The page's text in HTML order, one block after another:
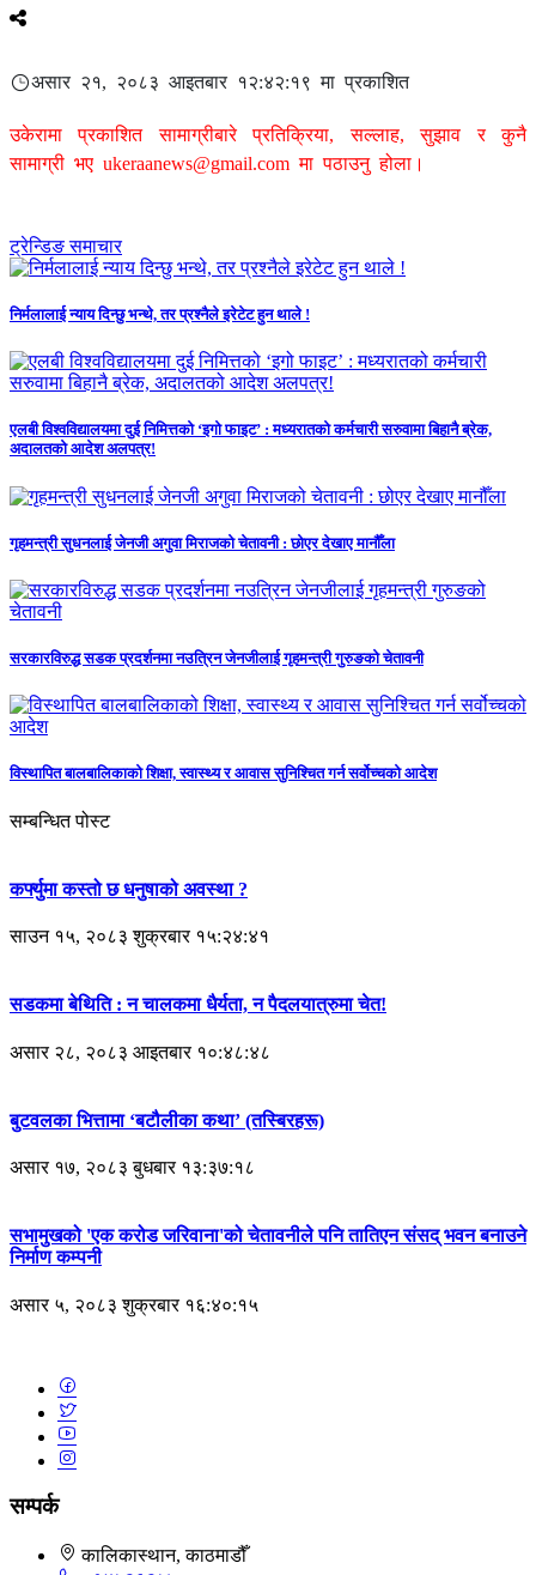
असार २१, २०८३ आइतबार १२:४२:१९ मा प्रकाशित
उकेरामा प्रकाशित सामाग्रीबारे प्रतिक्रिया, सल्लाह, सुझाव र कुनै
सामाग्री भए ukeraanews@gmail.com मा पठाउनु होला।
ट्रेन्डिङ समाचार
निर्मलालाई न्याय दिन्छु भन्थे, तर प्रश्नैले इरेटेट हुन थाले !
एलबी विश्वविद्यालयमा दुई निमित्तको ‘इगो फाइट’ : मध्यरातको कर्मचारी सरुवामा बिहानै ब्रेक,
अदालतको आदेश अलपत्र!
गृहमन्त्री सुधनलाई जेनजी अगुवा मिराजको चेतावनी : छोएर देखाए मानौँला
सरकारविरुद्ध सडक प्रदर्शनमा नउत्रिन जेनजीलाई गृहमन्त्री गुरुङको चेतावनी
विस्थापित बालबालिकाको शिक्षा, स्वास्थ्य र आवास सुनिश्चित गर्न सर्वोच्चको आदेश
सम्बन्धित पोस्ट
कर्फ्युमा कस्तो छ धनुषाको अवस्था ?
साउन १५, २०८३ शुक्रबार १५:२४:४१
सडकमा बेथिति : न चालकमा धैर्यता, न पैदलयात्रुमा चेत!
असार २८, २०८३ आइतबार १०:४८:४८
बुटवलका भित्तामा ‘बटौलीका कथा’ (तस्बिरहरू)
असार १७, २०८३ बुधबार १३:३७:१८
सभामुखको 'एक करोड जरिवाना'को चेतावनीले पनि तातिएन संसद् भवन बनाउने
निर्माण कम्पनी
असार ५, २०८३ शुक्रबार १६:४०:१५
सम्पर्क
कालिकास्थान, काठमाडौँ